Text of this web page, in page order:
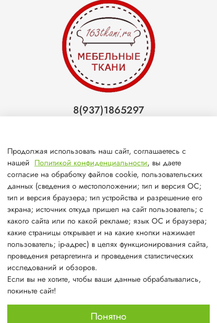
О магазине
Информация
Личный кабинет
8(937)1865297
Самара (ТЦ МегаМебель)
8(927)7360008
Самара (ст.м. Победа)
Продолжая использовать наш сайт, соглашаетесь с
нашей Политикой конфиденциальности, вы даете
согласие на обработку файлов cookie, пользовательских
данных (сведения о местоположении; тип и версия ОС;
тип и версия браузера; тип устройства и разрешение его
экрана; источник откуда пришел на сайт пользователь; с
какого сайта или по какой рекламе; язык ОС и браузера;
какие страницы открывает и на какие кнопки нажимает
пользователь; ip-адрес) в целях функционирования сайта,
проведения ретаргетинга и проведения статистических
исследований и обзоров.
Если вы не хотите, чтобы ваши данные обрабатывались,
покиньте сайт!
Понятно